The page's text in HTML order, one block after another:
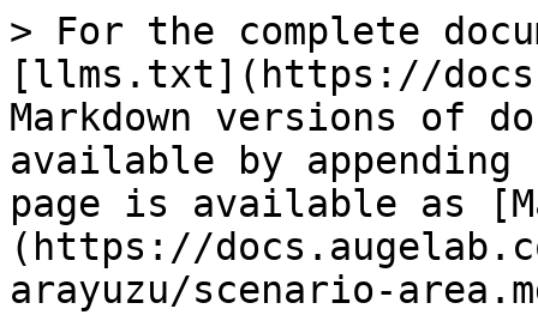
> For the complete
[llms.txt](https://
Markdown versions of
available by
page is available as
(https://
arayuzu/scenario-